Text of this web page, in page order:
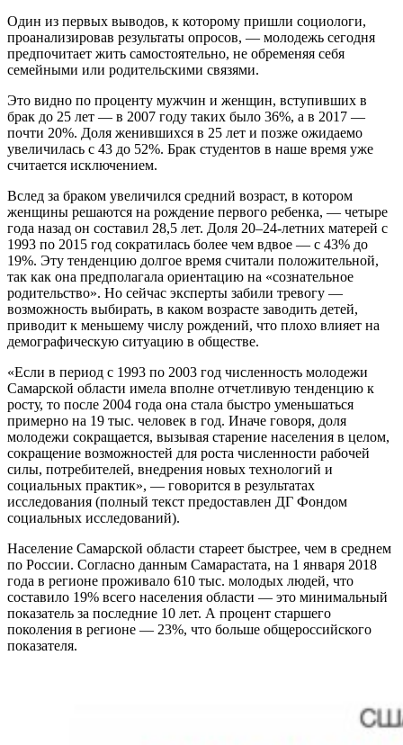
Один из первых выводов, к которому пришли социологи,
проанализировав результаты опросов, — молодежь сегодня
предпочитает жить самостоятельно, не обременяя себя
семейными или родительскими связями.
Это видно по проценту мужчин и женщин, вступивших в
брак до 25 лет — в 2007 году таких было 36%, а в 2017 —
почти 20%. Доля женившихся в 25 лет и позже ожидаемо
увеличилась с 43 до 52%. Брак студентов в наше время уже
считается исключением.
Вслед за браком увеличился средний возраст, в котором
женщины решаются на рождение первого ребенка, — четыре
года назад он составил 28,5 лет. Доля 20–24-летних матерей с
1993 по 2015 год сократилась более чем вдвое — с 43% до
19%. Эту тенденцию долгое время считали положительной,
так как она предполагала ориентацию на «сознательное
родительство». Но сейчас эксперты забили тревогу —
возможность выбирать, в каком возрасте заводить детей,
приводит к меньшему числу рождений, что плохо влияет на
демографическую ситуацию в обществе.
«Если в период с 1993 по 2003 год численность молодежи
Самарской области имела вполне отчетливую тенденцию к
росту, то после 2004 года она стала быстро уменьшаться
примерно на 19 тыс. человек в год. Иначе говоря, доля
молодежи сокращается, вызывая старение населения в целом,
сокращение возможностей для роста численности рабочей
силы, потребителей, внедрения новых технологий и
социальных практик», — говорится в результатах
исследования (полный текст предоставлен ДГ Фондом
социальных исследований).
Население Самарской области стареет быстрее, чем в среднем
по России. Согласно данным Самарастата, на 1 января 2018
года в регионе проживало 610 тыс. молодых людей, что
составило 19% всего населения области — это минимальный
показатель за последние 10 лет. А процент старшего
поколения в регионе — 23%, что больше общероссийского
показателя.